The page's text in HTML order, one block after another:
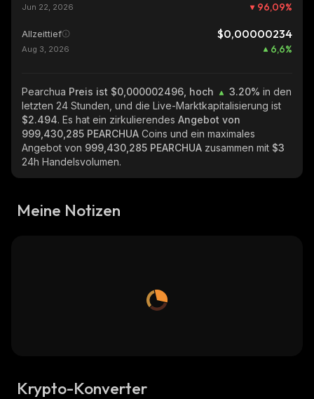
Jun 22, 2026 96,09%
Allzeittief $0,00000234
Aug 3, 2026 6,6%
Pearchua Preis ist $0,000002496, hoch 3.20% in den
letzten 24 Stunden, und die Live-Marktkapitalisierung ist
$2.494. Es hat ein zirkulierendes Angebot von
999,430,285 PEARCHUA Coins und ein maximales
Angebot von 999,430,285 PEARCHUA zusammen mit $3
24h Handelsvolumen.
Meine Notizen
Krypto-Konverter